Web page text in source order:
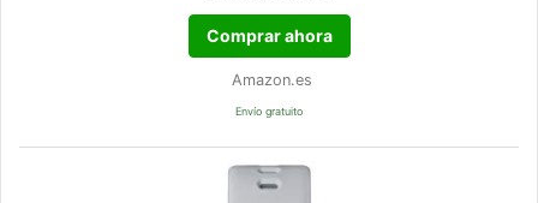
Comprar ahora
Amazon.es
Envío gratuito